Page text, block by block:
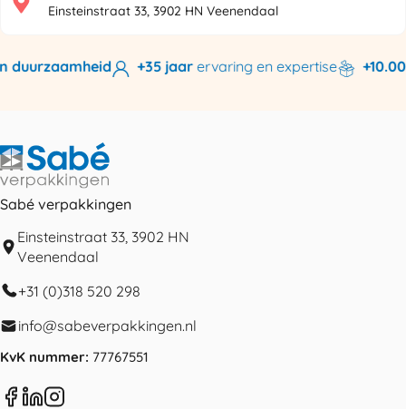
Einsteinstraat 33, 3902 HN Veenendaal
+35 jaarervaring en expertise
Sabé verpakkingen
Einsteinstraat 33, 3902 HN
Veenendaal
+31 (0)318 520 298
info@sabeverpakkingen.nl
KvK nummer: 77767551